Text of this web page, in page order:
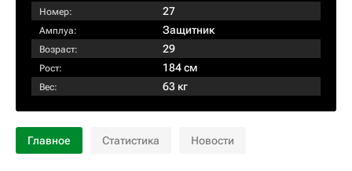
Номер: 27
Амплуа: Защитник
Возраст: 29
Рост: 184 см
Вес: 63 кг
Главное Статистика Новости